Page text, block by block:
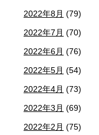
2022年8月 (79)
2022年7月 (70)
2022年6月 (76)
2022年5月 (54)
2022年4月 (73)
2022年3月 (69)
2022年2月 (75)